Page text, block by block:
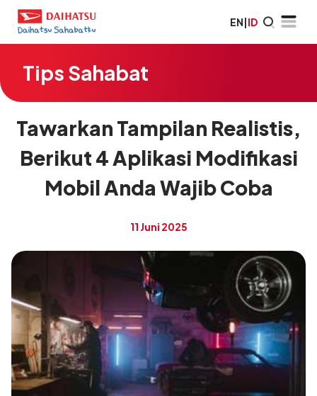
EN|ID
Tips Sahabat
Tawarkan Tampilan Realistis,
Berikut 4 Aplikasi Modifikasi
Mobil Anda Wajib Coba
11 Juni 2025